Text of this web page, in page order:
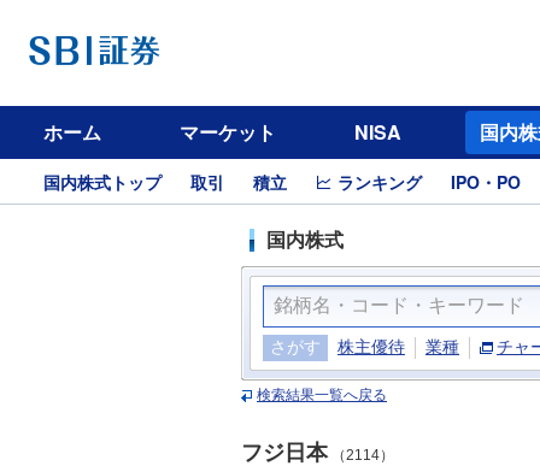
ホーム マーケット NISA 国内
国内株式トップ 取引 積立 ランキング IPO・PO
国内株式
さがす 株主優待 業種 チャ
検索結果一覧へ戻る
フジ日本（2114）